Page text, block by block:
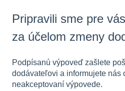
Pripravili sme pre
za účelom zmeny
Podpísanú výpoveď zašlete
dodávateľovi a informujete nás
neakceptovaní výpovede.